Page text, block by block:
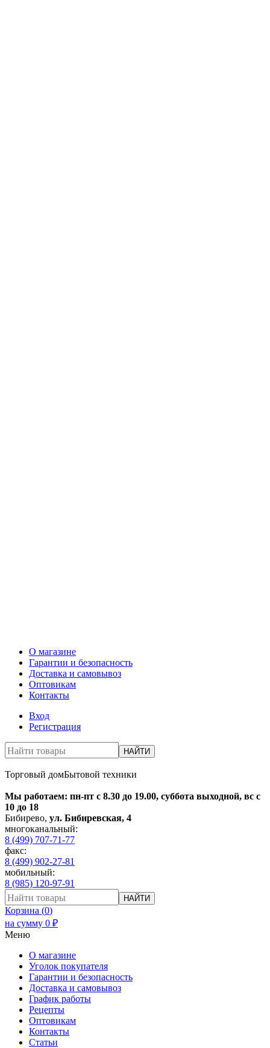
О магазине
Гарантии и безопасность
Доставка и самовывоз
Оптовикам
Контакты
Вход
Регистрация
НАЙТИ
Торговый домБытовой техники
Мы работаем: пн-пт с 8.30 до 19.00, суббота выходной, вс с
10 до 18
Бибирево, ул. Бибиревская, 4
многоканальный:
8 (499) 707-71-77
факс:
8 (499) 902-27-81
мобильный:
8 (985) 120-97-91
НАЙТИ
Корзина (0)
на сумму 0 ₽
Меню
О магазине
Уголок покупателя
Гарантии и безопасность
Доставка и самовывоз
График работы
Рецепты
Оптовикам
Контакты
Статьи